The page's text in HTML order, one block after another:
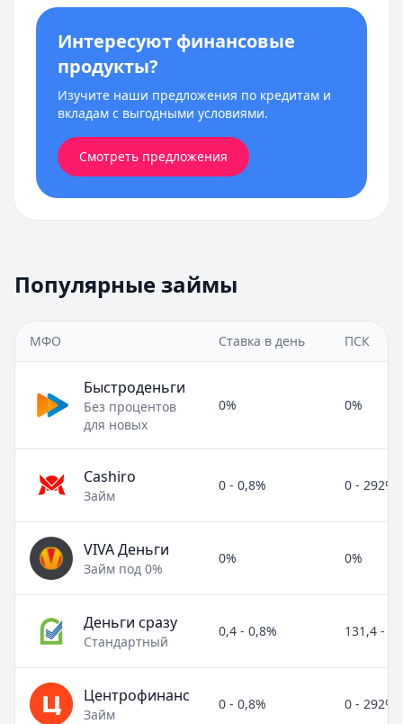
Интересуют финансовые
продукты?
Изучите наши предложения по кредитам и
вкладам с выгодными условиями.
Смотреть предложения
Популярные займы
МФО Ставка в день ПСК
Быстроденьги
Без процентов
для новых
0% 0%
Cashiro
Займ
0 - 0,8% 0 - 292%
VIVA Деньги
Займ под 0%
0% 0%
Деньги сразу
Стандартный
0,4 - 0,8% 131,4 -
Центрофинанс
Займ
0 - 0,8% 0 - 292%